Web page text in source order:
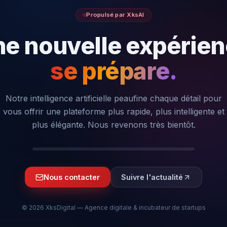
Propulsé par XksAI
nouvelle
se prépare.
Notre intelligence artificielle peaufine chaque détail pour
vous offrir une plateforme plus rapide, plus intelligente et
plus élégante. Nous revenons très bientôt.
Nous contacter Suivre l'actualité
© 2026 XksDigital — Agence digitale & incubateur de startups